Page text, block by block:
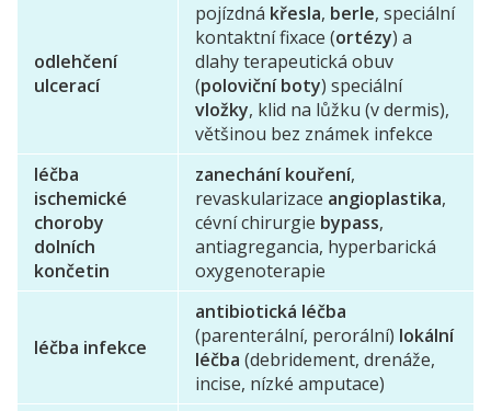
odlehčení
ulcerací
pojízdná křesla, berle, speciální
kontaktní fixace (ortézy) a
dlahy terapeutická obuv
(poloviční boty) speciální
vložky, klid na lůžku (v dermis),
většinou bez známek infekce
léčba
ischemické
choroby
dolních
končetin
zanechání kouření,
revaskularizace angioplastika,
cévní chirurgie bypass,
antiagregancia, hyperbarická
oxygenoterapie
léčba infekce
antibiotická léčba
(parenterální, perorální) lokální
léčba (debridement, drenáže,
incise, nízké amputace)